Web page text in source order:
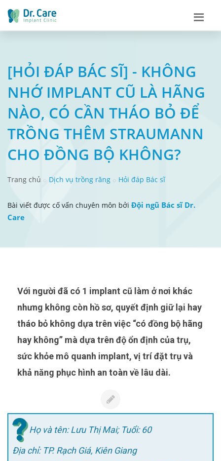
[HỎI ĐÁP BÁC SĨ] - KHÔNG
NHỚ IMPLANT CŨ LÀ HÃNG
NÀO, CÓ CẦN THÁO BỎ ĐỂ
TRỒNG THÊM STRAUMANN
CHO ĐỒNG BỘ KHÔNG?
Trang chủ Dịch vụ trồng răng Hỏi đáp Bác sĩ
Bài viết được cố vấn chuyên môn bởi Đội ngũ Bác sĩ Dr.
Care
Với người đã có 1 implant cũ làm ở nơi khác
nhưng không còn hồ sơ, quyết định giữ lại hay
tháo bỏ không dựa trên việc “có đồng bộ hãng
hay không” mà dựa trên độ ổn định của trụ,
sức khỏe mô quanh implant, vị trí đặt trụ và
khả năng phục hình an toàn về lâu dài.
Họ và tên: Lưu Thị Mai; Tuổi: 60
Địa chỉ: TP. Rạch Giá, Kiên Giang